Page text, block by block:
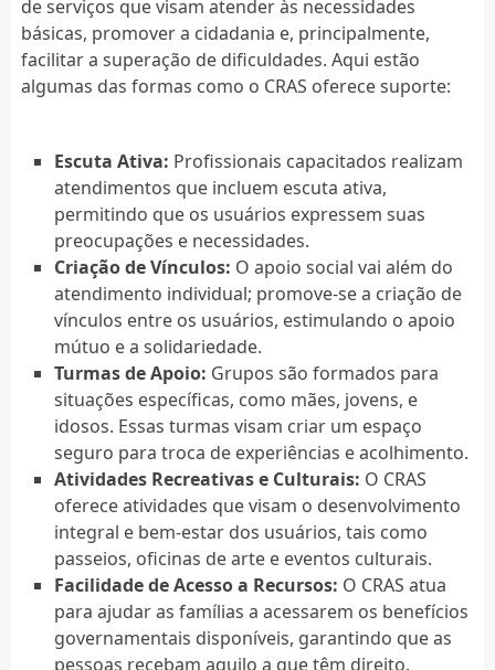
de serviços que visam atender às necessidades
básicas, promover a cidadania e, principalmente,
facilitar a superação de dificuldades. Aqui estão
algumas das formas como o CRAS oferece suporte:
Escuta Ativa: Profissionais capacitados realizam
atendimentos que incluem escuta ativa,
permitindo que os usuários expressem suas
preocupações e necessidades.
Criação de Vínculos: O apoio social vai além do
atendimento individual; promove-se a criação de
vínculos entre os usuários, estimulando o apoio
mútuo e a solidariedade.
Turmas de Apoio: Grupos são formados para
situações específicas, como mães, jovens, e
idosos. Essas turmas visam criar um espaço
seguro para troca de experiências e acolhimento.
Atividades Recreativas e Culturais: O CRAS
oferece atividades que visam o desenvolvimento
integral e bem-estar dos usuários, tais como
passeios, oficinas de arte e eventos culturais.
Facilidade de Acesso a Recursos: O CRAS atua
para ajudar as famílias a acessarem os benefícios
governamentais disponíveis, garantindo que as
pessoas recebam aquilo a que têm direito.